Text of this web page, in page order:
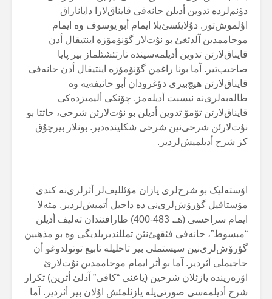
دؤنم‌لردە تدوین أدیلن حانەفی قایناق‌لارا دایاناراق
اۇلموش‌تور. دۇلایئسئ‌یلا ایمام أبو یوسوف وە ایمام
موحاممدین آلدئغئ بو نۇت‌لار گۆنۆمۆزە اینتیقال أدن
قایناق‌لارئن تدوین أدیلمەسیندە تارتئشئلماز بیر پایا
صاحیب‌تیر. آما بونا راغمن گۆنۆمۆزە اینتیقال أدن حانەفی
قایناق‌لارئن هیچ‌بیری دۇغرودان أبو حانیفەیە وە
طالەبەلری‌نە نیسبت أدیلەمز. چۆنکی ألیمیزدەکی
قایناق‌لارئن تۆمۆ تدوین أدیلن بو نۇت‌لارئن شرحی، حاتتا بو
نۇت‌لارئن شرحی‌نین شرحی شکلیندەدیر. بونلار بیرچۇق
کز شرح أدیلمیش‌لردیر.
اۆستەلیک بو شرح‌لری یازان مۆئللیف‌لر أثرلری‌نە کندی
مۆستاقیل گؤرۆش‌لری‌نی دە داحیل أتمیش‌لردیر. مثەلا
ایمام سراحسی (هـ. 483-400) طارافئندان تەلیف أدیلن
“مبسوط”، حانەفی فئقهئ‌نئن تمللندیریلدیگی وە بو مذهبین
گؤرۆش‌لری‌نین سیستملی بیر تاحلیلە تابیع توتولدوغو أن
حاجیملی أثردیر. آما بو أثر ایمام موحاممدین نۇت‌لارئ
اۆزەریندە یازئلان شرحین (یاعنی “کافی” آدلئ أثرین) تکرار
شرح أدیلمەسی صورتی‌یلە یازئلمئش اۇلان بیر أثردیر. آما